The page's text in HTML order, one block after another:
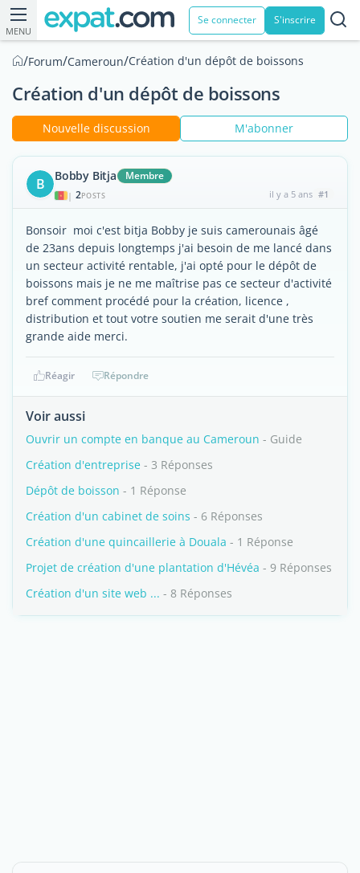
MENU
Se connecter S'inscrire
/Forum/Cameroun/Création d'un dépôt de boissons
Création d'un dépôt de boissons
Nouvelle discussion M'abonner
B Bobby Bitja Membre
| 2POSTS il y a 5 ans #1
Bonsoir moi c'est bitja Bobby je suis camerounais âgé
de 23ans depuis longtemps j'ai besoin de me lancé dans
un secteur activité rentable, j'ai opté pour le dépôt de
boissons mais je ne me maîtrise pas ce secteur d'activité
bref comment procédé pour la création, licence ,
distribution et tout votre soutien me serait d'une très
grande aide merci.
Réagir Répondre
Voir aussi
Ouvrir un compte en banque au Cameroun - Guide
Création d'entreprise - 3 Réponses
Dépôt de boisson - 1 Réponse
Création d'un cabinet de soins - 6 Réponses
Création d'une quincaillerie à Douala - 1 Réponse
Projet de création d'une plantation d'Hévéa - 9 Réponses
Création d'un site web ... - 8 Réponses